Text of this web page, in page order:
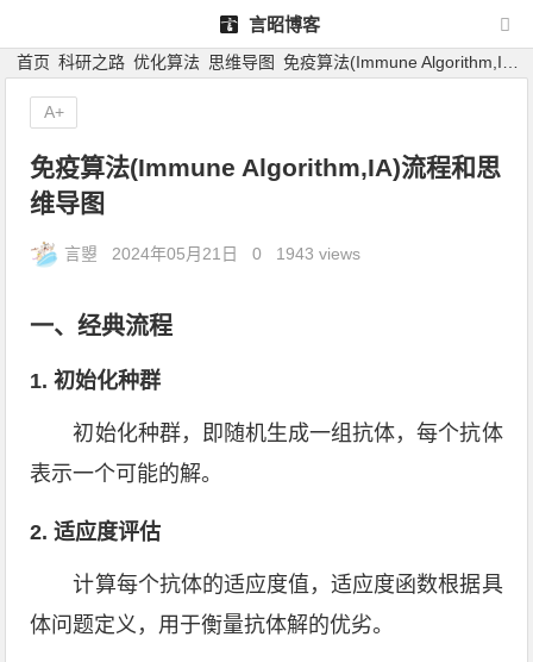
言昭博客
首页 科研之路 优化算法 思维导图 免疫算法(Immune Algorithm,IA)流程和思维导图
免疫算法(Immune Algorithm,IA)流程和思
维导图
言曌 2024年05月21日 0 1943 views
一、经典流程
1. 初始化种群
初始化种群，即随机生成一组抗体，每个抗体
表示一个可能的解。
2. 适应度评估
计算每个抗体的适应度值，适应度函数根据具
体问题定义，用于衡量抗体解的优劣。
A+